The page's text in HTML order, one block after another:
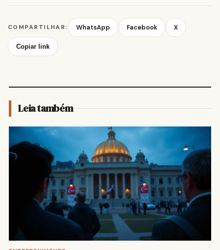
COMPARTILHAR: WhatsApp Facebook X
Copiar link
Leia também